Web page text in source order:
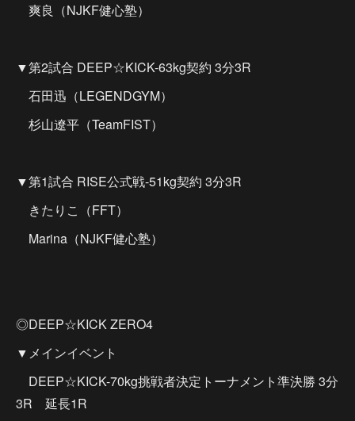
爽良（NJKF健心塾）
▼第2試合 DEEP☆KICK-63kg契約 3分3R
石田迅（LEGENDGYM）
杉山遼平（TeamFIST）
▼第1試合 RISE公式戦-51kg契約 3分3R
きたりこ（FFT）
Marina（NJKF健心塾）
◎DEEP☆KICK ZERO4
▼メインイベント
DEEP☆KICK-70kg挑戦者決定トーナメント準決勝 3分
3R 延長1R